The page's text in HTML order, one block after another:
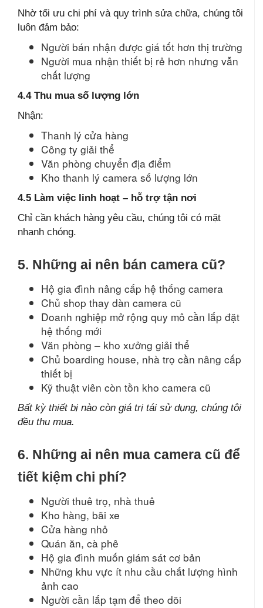
Nhờ tối ưu chi phí và quy trình sửa chữa, chúng tôi
luôn đảm bảo:
Người bán nhận được giá tốt hơn thị trường
Người mua nhận thiết bị rẻ hơn nhưng vẫn
chất lượng
4.4 Thu mua số lượng lớn
Nhận:
Thanh lý cửa hàng
Công ty giải thể
Văn phòng chuyển địa điểm
Kho thanh lý camera số lượng lớn
4.5 Làm việc linh hoạt – hỗ trợ tận nơi
Chỉ cần khách hàng yêu cầu, chúng tôi có mặt
nhanh chóng.
5. Những ai nên bán camera cũ?
Hộ gia đình nâng cấp hệ thống camera
Chủ shop thay dàn camera cũ
Doanh nghiệp mở rộng quy mô cần lắp đặt
hệ thống mới
Văn phòng – kho xưởng giải thể
Chủ boarding house, nhà trọ cần nâng cấp
thiết bị
Kỹ thuật viên còn tồn kho camera cũ
Bất kỳ thiết bị nào còn giá trị tái sử dụng, chúng tôi
đều thu mua.
6. Những ai nên mua camera cũ để
tiết kiệm chi phí?
Người thuê trọ, nhà thuê
Kho hàng, bãi xe
Cửa hàng nhỏ
Quán ăn, cà phê
Hộ gia đình muốn giám sát cơ bản
Những khu vực ít nhu cầu chất lượng hình
ảnh cao
Người cần lắp tạm để theo dõi